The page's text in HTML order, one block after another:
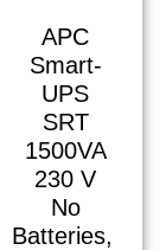
APC
Smart-
UPS
SRT
1500VA
230 V
No
Batteries,